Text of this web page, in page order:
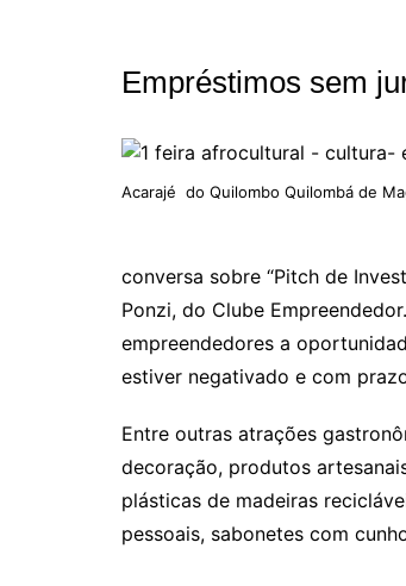
Empréstimos sem
Acarajé do Quilombo Quilombá de
conversa sobre “Pitch de
Ponzi, do Clube
empreendedores a
estiver negativado e com
Entre outras atrações
decoração, produtos
plásticas de madeiras
pessoais, sabonetes com